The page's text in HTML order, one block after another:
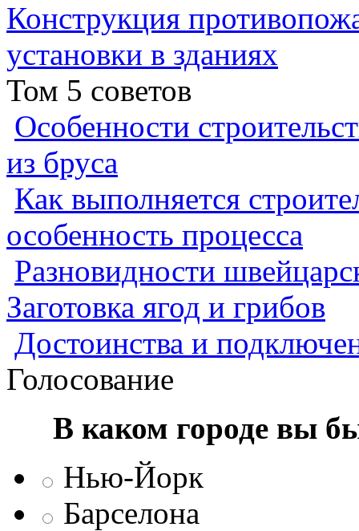
Конструкция
установки в зданиях
Том 5 советов
Особенности
из бруса
Как выполняется
особенность процесса
Разновидности
Заготовка ягод и грибов
Достоинства и
Голосование
В каком городе вы
Нью-Йорк
Барселона